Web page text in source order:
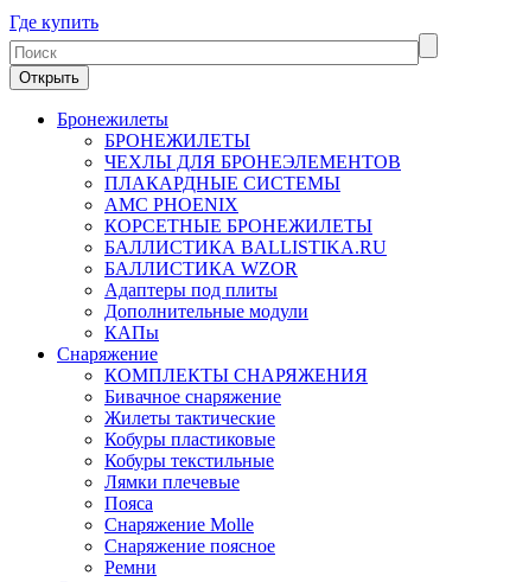
Где купить
Открыть
Бронежилеты
БРОНЕЖИЛЕТЫ
ЧЕХЛЫ ДЛЯ БРОНЕЭЛЕМЕНТОВ
ПЛАКАРДНЫЕ СИСТЕМЫ
АМС PHOENIX
КОРСЕТНЫЕ БРОНЕЖИЛЕТЫ
БАЛЛИСТИКА BALLISTIKA.RU
БАЛЛИСТИКА WZOR
Адаптеры под плиты
Дополнительные модули
КАПы
Снаряжение
КОМПЛЕКТЫ СНАРЯЖЕНИЯ
Бивачное снаряжение
Жилеты тактические
Кобуры пластиковые
Кобуры текстильные
Лямки плечевые
Пояса
Снаряжение Molle
Снаряжение поясное
Ремни